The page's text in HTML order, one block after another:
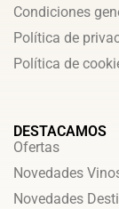
Condiciones
Política de
Política de
DESTACAMOS
Ofertas
Novedades
Novedades